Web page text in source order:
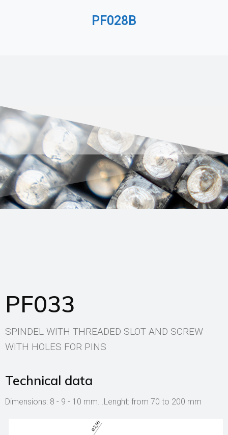
PF028B
PF033
SPINDEL WITH THREADED SLOT AND SCREW
WITH HOLES FOR PINS
Technical data
Dimensions: 8 - 9 - 10 mm. .Lenght: from 70 to 200 mm